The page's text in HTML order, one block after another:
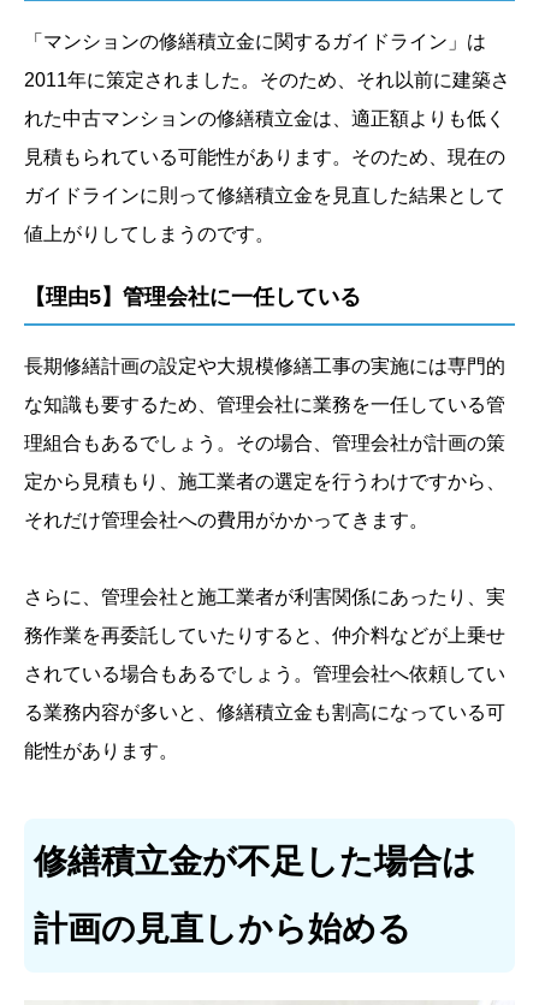
「マンションの修繕積立金に関するガイドライン」は
2011年に策定されました。そのため、それ以前に建築さ
れた中古マンションの修繕積立金は、適正額よりも低く
見積もられている可能性があります。そのため、現在の
ガイドラインに則って修繕積立金を見直した結果として
値上がりしてしまうのです。
【理由5】管理会社に一任している
長期修繕計画の設定や大規模修繕工事の実施には専門的
な知識も要するため、管理会社に業務を一任している管
理組合もあるでしょう。その場合、管理会社が計画の策
定から見積もり、施工業者の選定を行うわけですから、
それだけ管理会社への費用がかかってきます。
さらに、管理会社と施工業者が利害関係にあったり、実
務作業を再委託していたりすると、仲介料などが上乗せ
されている場合もあるでしょう。管理会社へ依頼してい
る業務内容が多いと、修繕積立金も割高になっている可
能性があります。
修繕積立金が不足した場合は
計画の見直しから始める